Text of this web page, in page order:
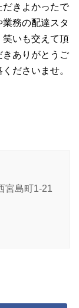
きよかったで
務の配達スタ
笑いも交えて頂
きありがとうご
ださいませ。
島町1-21